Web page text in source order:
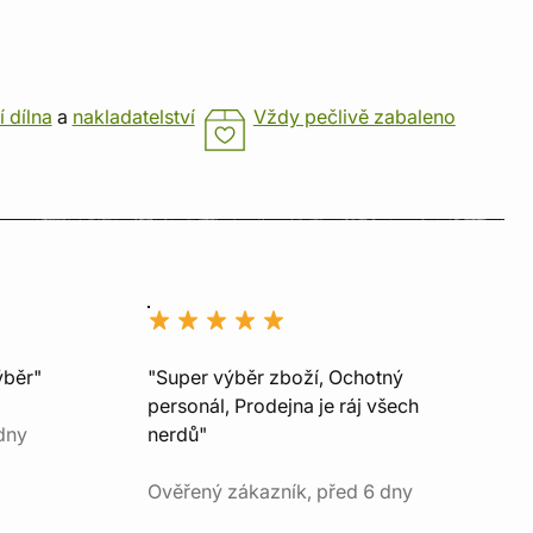
dílna a nakladatelství Vždy pečlivě zabaleno
"Super výběr zboží, Ochotný
personál, Prodejna je ráj všech
nerdů"
Ověřený zákazník, před 6 dny